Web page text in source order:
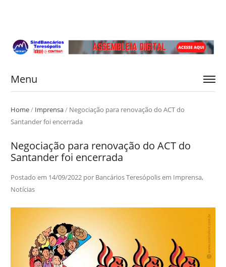
Menu
Home/ Imprensa/ Negociação para renovação do ACT do
Santander foi encerrada
Negociação para renovação do ACT do
Santander foi encerrada
Postado em 14/09/2022por Bancários Teresópolisem Imprensa,
Notícias